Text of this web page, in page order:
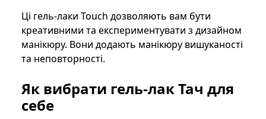
Ці гель-лаки Touch дозволяють вам бути
креативними та експериментувати з дизайном
манікюру. Вони додають манікюру вишуканості
та неповторності.
Як вибрати гель-лак Тач для
себе